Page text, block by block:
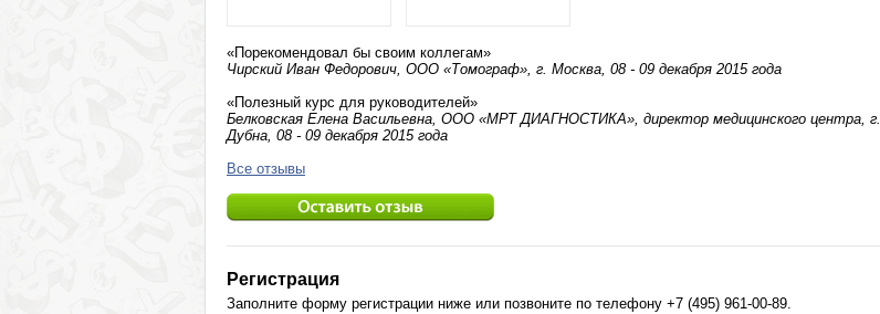
«Порекомендовал бы своим коллегам»
Чирский Иван Федорович, ООО «Томограф», г. Москва, 08 - 09 декабря 2015 года
«Полезный курс для руководителей»
Белковская Елена Васильевна, ООО «МРТ ДИАГНОСТИКА», директор медицинского центра, г.
Дубна, 08 - 09 декабря 2015 года
Все отзывы
Регистрация
Заполните форму регистрации ниже или позвоните по телефону +7 (495) 961-00-89.